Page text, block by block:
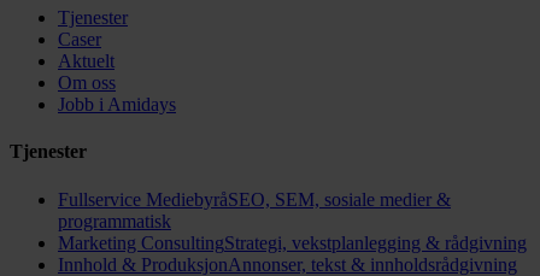
Tjenester
Caser
Aktuelt
Om oss
Jobb i Amidays
Tjenester
Fullservice MediebyråSEO, SEM, sosiale medier &
programmatisk
Marketing ConsultingStrategi, vekstplanlegging & rådgivning
Innhold & ProduksjonAnnonser, tekst & innholdsrådgivning